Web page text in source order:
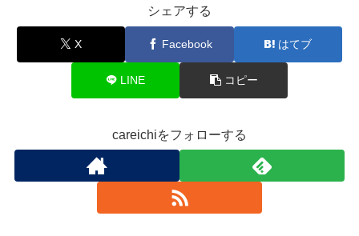
シェアする
X Facebook はてブ
LINE コピー
careichiをフォローする